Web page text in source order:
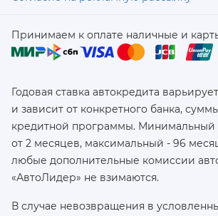
Принимаем к оплате наличные и
Годовая ставка автокредита
и зависит от конкретного банка,
кредитной программы. Минимальный
от 2 месяцев, максимальный - 96
любые дополнительные комиссии
«АвтоЛидер» не взимаются.
В случае невозвращения в